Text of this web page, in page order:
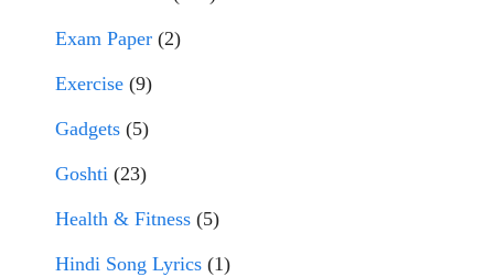
Exam Paper (2)
Exercise (9)
Gadgets (5)
Goshti (23)
Health & Fitness (5)
Hindi Song Lyrics (1)